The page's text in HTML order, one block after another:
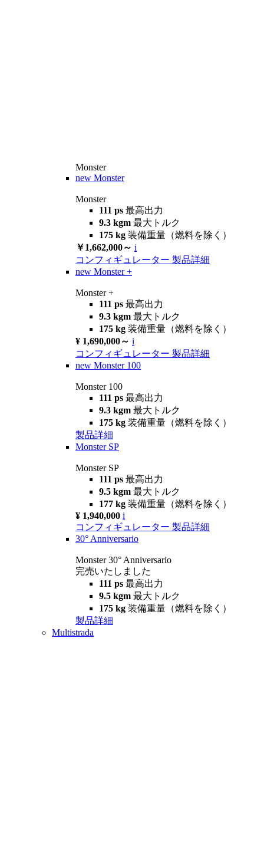
Monster
new Monster
Monster
111 ps 最高出力
9.3 kgm 最大トルク
175 kg 装備重量（燃料を除く）
￥1,662,000～ i
コンフィギュレーター 製品詳細
new Monster +
Monster +
111 ps 最高出力
9.3 kgm 最大トルク
175 kg 装備重量（燃料を除く）
¥ 1,690,000～ i
コンフィギュレーター 製品詳細
new Monster 100
Monster 100
111 ps 最高出力
9.3 kgm 最大トルク
175 kg 装備重量（燃料を除く）
製品詳細
Monster SP
Monster SP
111 ps 最高出力
9.5 kgm 最大トルク
177 kg 装備重量（燃料を除く）
¥ 1,940,000 i
コンフィギュレーター 製品詳細
30° Anniversario
Monster 30° Anniversario
完売いたしました
111 ps 最高出力
9.5 kgm 最大トルク
175 kg 装備重量（燃料を除く）
製品詳細
Multistrada